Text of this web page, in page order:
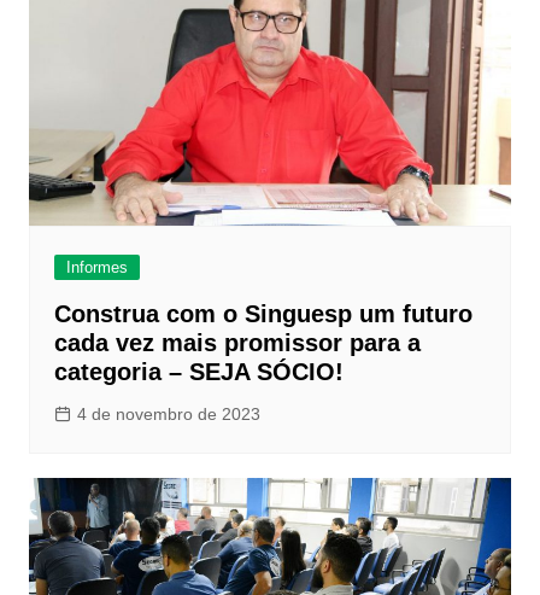
Informes
Construa com o Singuesp um futuro
cada vez mais promissor para a
categoria – SEJA SÓCIO!
4 de novembro de 2023